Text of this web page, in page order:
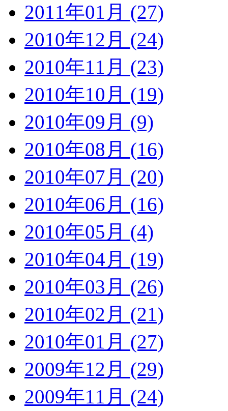
2011年01月 (27)
2010年12月 (24)
2010年11月 (23)
2010年10月 (19)
2010年09月 (9)
2010年08月 (16)
2010年07月 (20)
2010年06月 (16)
2010年05月 (4)
2010年04月 (19)
2010年03月 (26)
2010年02月 (21)
2010年01月 (27)
2009年12月 (29)
2009年11月 (24)